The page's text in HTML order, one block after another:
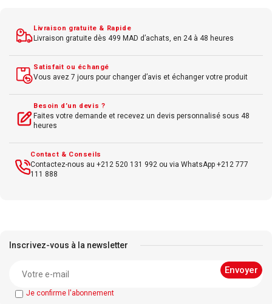
Livraison gratuite & Rapide
Livraison gratuite dès 499 MAD d’achats, en 24 à 48 heures
Satisfait ou échangé
Vous avez 7 jours pour changer d’avis et échanger votre produit
Besoin d’un devis ?
Faites votre demande et recevez un devis personnalisé sous 48
heures
Contact & Conseils
Contactez-nous au +212 520 131 992 ou via WhatsApp +212 777
111 888
Inscrivez-vous à la newsletter
Je confirme l'abonnement